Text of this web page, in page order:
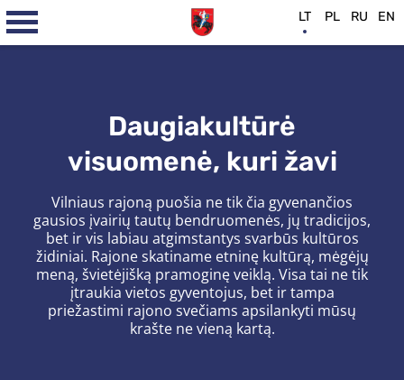
Daugiakultūrė
visuomenė, kuri žavi
Vilniaus rajoną puošia ne tik čia gyvenančios
gausios įvairių tautų bendruomenės, jų tradicijos,
bet ir vis labiau atgimstantys svarbūs kultūros
židiniai. Rajone skatiname etninę kultūrą, mėgėjų
meną, švietėjišką pramoginę veiklą. Visa tai ne tik
įtraukia vietos gyventojus, bet ir tampa
priežastimi rajono svečiams apsilankyti mūsų
krašte ne vieną kartą.
LT PL RU EN